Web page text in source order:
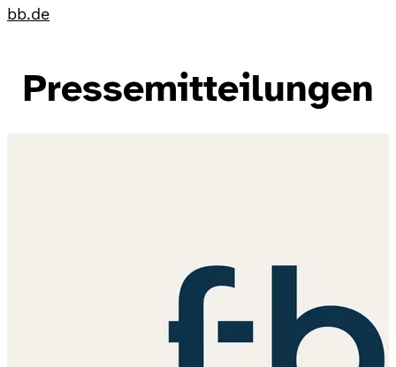
bb.de
Pressemitteilungen